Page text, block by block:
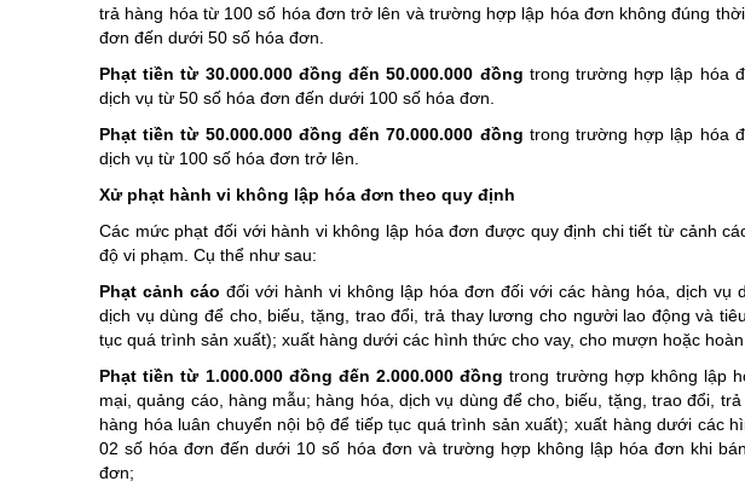
trả hàng hóa từ 100 số hóa đơn trở lên và trường hợp lập hóa đơn không đúng
đơn đến dưới 50 số hóa đơn.
Phạt tiền từ 30.000.000 đồng đến 50.000.000 đồng trong trường hợp lập hóa
dịch vụ từ 50 số hóa đơn đến dưới 100 số hóa đơn.
Phạt tiền từ 50.000.000 đồng đến 70.000.000 đồng trong trường hợp lập hóa
dịch vụ từ 100 số hóa đơn trở lên.
Xử phạt hành vi không lập hóa đơn theo quy định
Các mức phạt đối với hành vi không lập hóa đơn được quy định chi tiết từ cảnh
độ vi phạm. Cụ thể như sau:
Phạt cảnh cáo đối với hành vi không lập hóa đơn đối với các hàng hóa, dịch vụ
dịch vụ dùng để cho, biếu, tặng, trao đổi, trả thay lương cho người lao động và
tục quá trình sản xuất); xuất hàng dưới các hình thức cho vay, cho mượn hoặc
Phạt tiền từ 1.000.000 đồng đến 2.000.000 đồng trong trường hợp không lập
mại, quảng cáo, hàng mẫu; hàng hóa, dịch vụ dùng để cho, biếu, tặng, trao đổi,
hàng hóa luân chuyển nội bộ để tiếp tục quá trình sản xuất); xuất hàng dưới các
02 số hóa đơn đến dưới 10 số hóa đơn và trường hợp không lập hóa đơn khi
đơn;